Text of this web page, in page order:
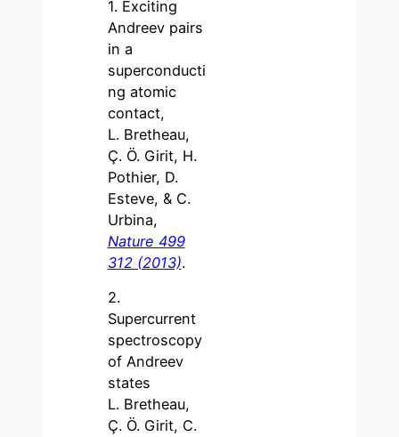
1. Exciting
Andreev pairs
in a
superconducti
ng atomic
contact,
L. Bretheau,
Ç. Ö. Girit, H.
Pothier, D.
Esteve, & C.
Urbina,
Nature 499
312 (2013).
2.
Supercurrent
spectroscopy
of Andreev
states
L. Bretheau,
Ç. Ö. Girit, C.